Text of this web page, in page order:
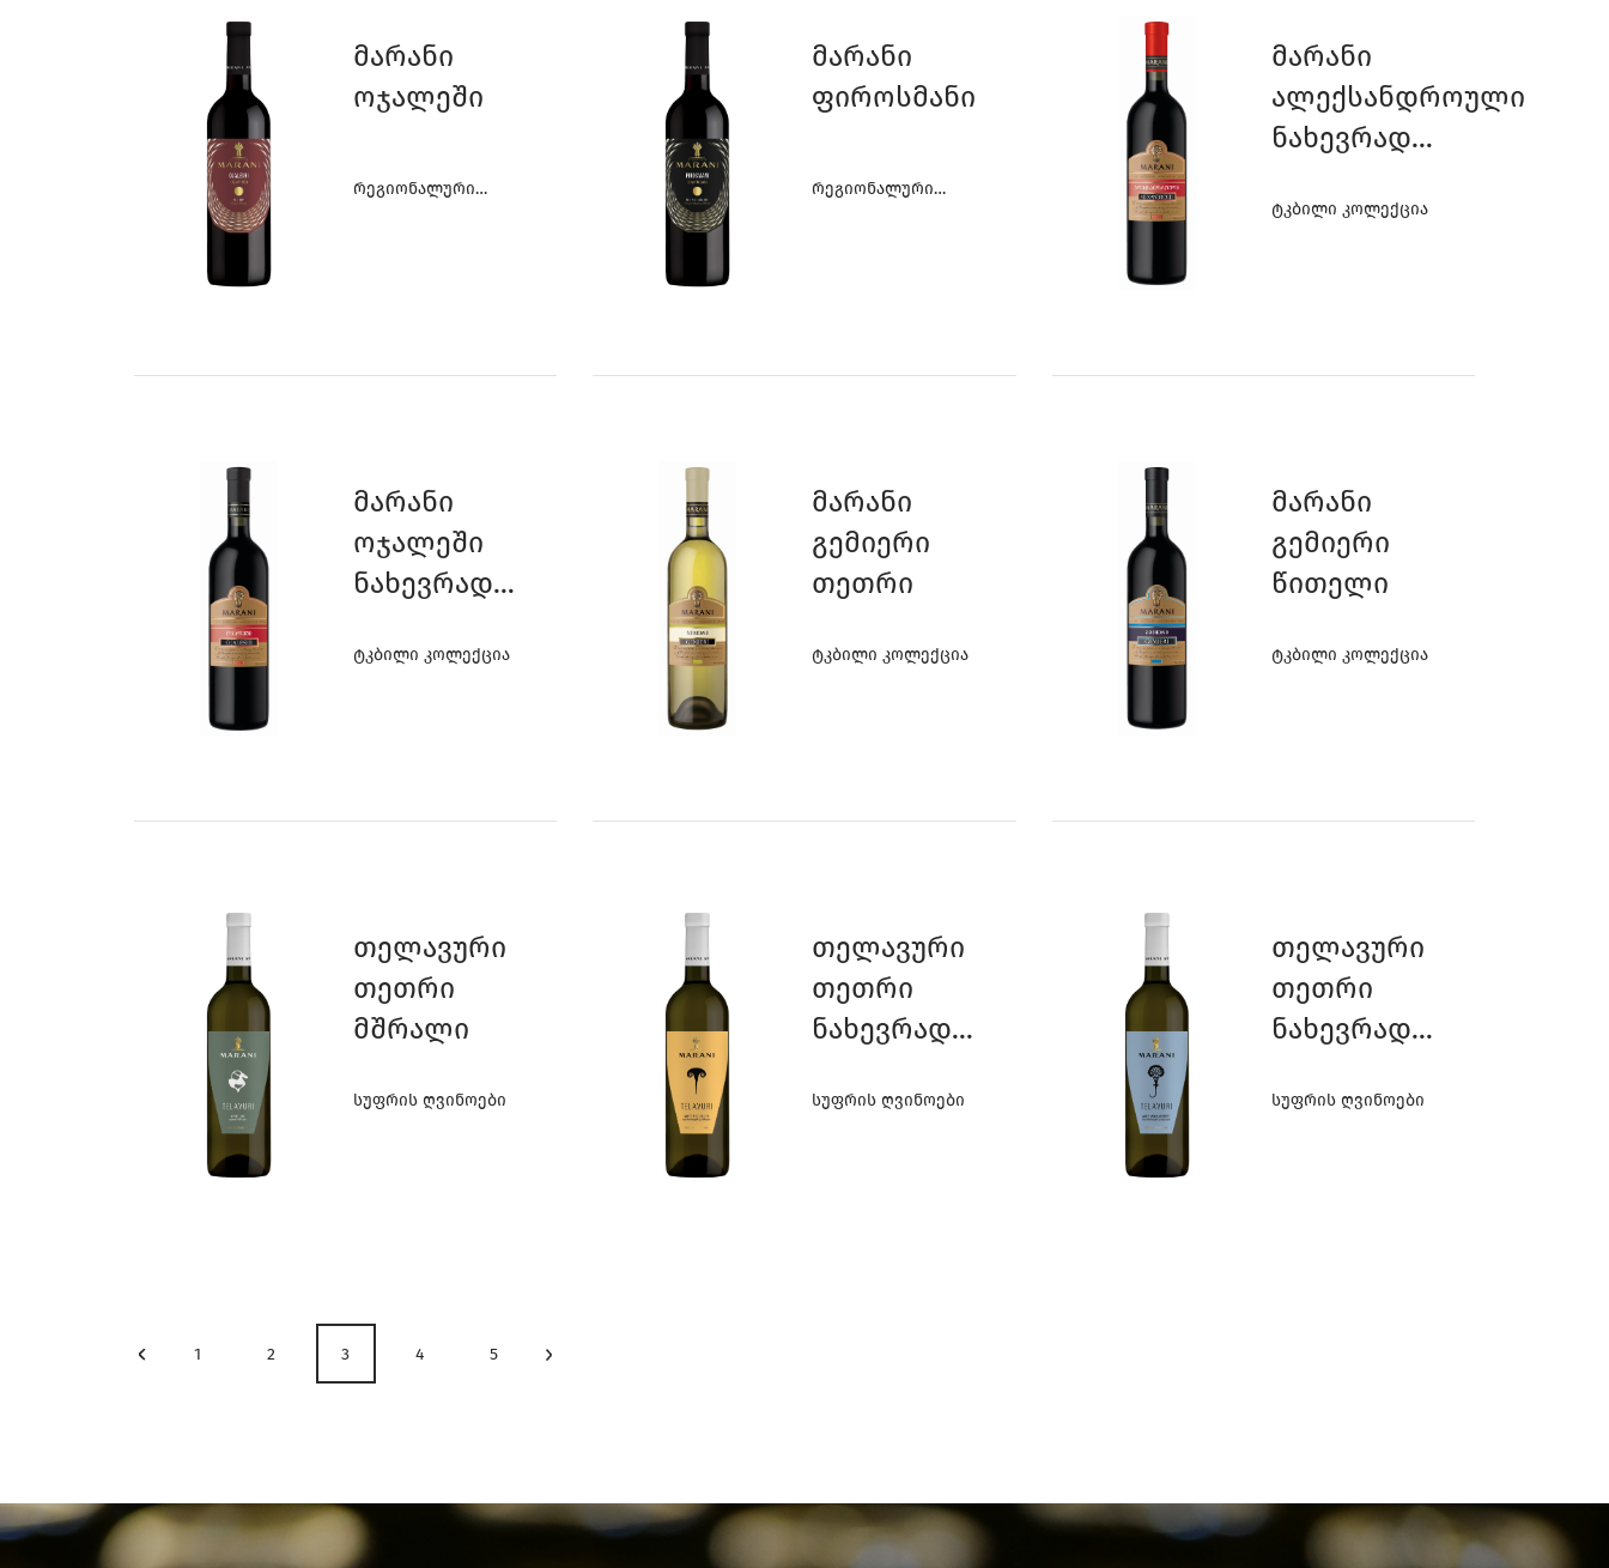
0
1
0
1
1
2
3
4
5
Მარანი
Ოჯალეში
Რეგიონალური
Მარანი
Ფიროსმანი
Რეგიონალური
Მარანი
Ალექსანდროული
Ნახევრად
Ტკბილი Კოლექცია
Მარანი
Ოჯალეში
Ნახევრად
Ტკბილი Კოლექცია
Მარანი
Გემიერი
Თეთრი
Ტკბილი Კოლექცია
Მარანი
Გემიერი
Წითელი
Ტკბილი Კოლექცია
Თელავური
Თეთრი
Მშრალი
Სუფრის Ღვინოები
Თელავური
Თეთრი
Ნახევრად
Სუფრის Ღვინოები
Თელავური
Თეთრი
Ნახევრად
Სუფრის Ღვინოები
1 2 3 4 5